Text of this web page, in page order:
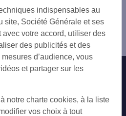
PARIS GAITE
Nous contacter
sites SG
indispensables au
site, Société Générale et ses
votre accord, utiliser des
des publicités et des
d’audience, vous
et partager sur les
notre charte cookies, à la liste
vos choix à tout